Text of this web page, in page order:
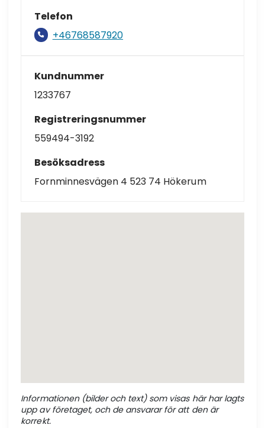
Telefon
+46768587920
Kundnummer
1233767
Registreringsnummer
559494-3192
Besöksadress
Fornminnesvägen 4 523 74 Hökerum
Informationen (bilder och text) som visas här har lagts
upp av företaget, och de ansvarar för att den är
korrekt.